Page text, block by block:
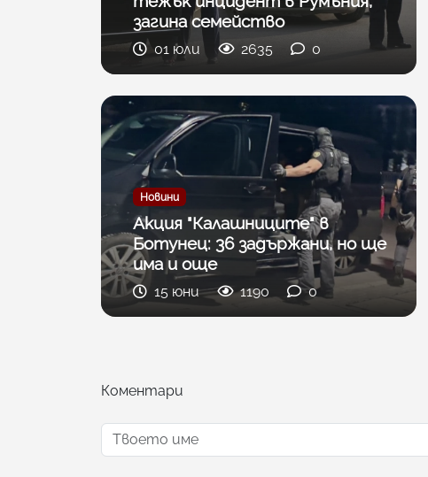
загина семейство
01 юли 2635 0
Новини
Акция "Калашниците" в
Ботунец: 36 задържани, но ще
има и още
15 юни 1190 0
Коментари